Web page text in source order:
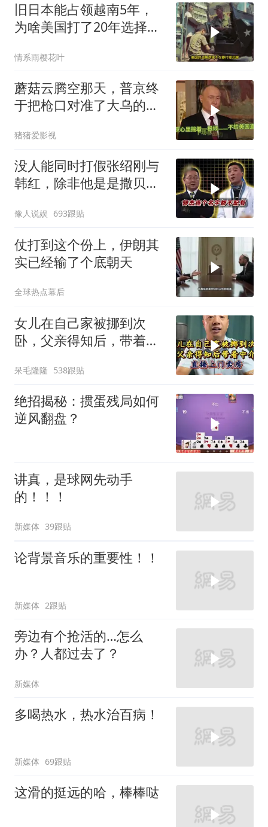
旧日本能占领越南5年，
为啥美国打了20年选择撤
情系雨樱花叶
蘑菇云腾空那天，普京终
于把枪口对准了大乌的军
猪猪爱影视
没人能同时打假张绍刚与
韩红，除非他是是撒贝
豫人说娱 693跟贴
仗打到这个份上，伊朗其
实已经输了个底朝天
全球热点幕后
女儿在自己家被挪到次
卧，父亲得知后，带着中
呆毛隆隆 538跟贴
绝招揭秘：掼蛋残局如何
逆风翻盘？
讲真，是球网先动手
的！！！
新媒体 39跟贴
论背景音乐的重要性！！
新媒体 2跟贴
旁边有个抢活的…怎么
办？人都过去了？
新媒体
多喝热水，热水治百病！
新媒体 69跟贴
这滑的挺远的哈，棒棒哒